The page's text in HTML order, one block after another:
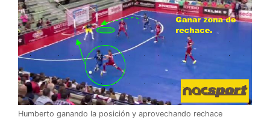
Humberto ganando la posición y aprovechando rechace